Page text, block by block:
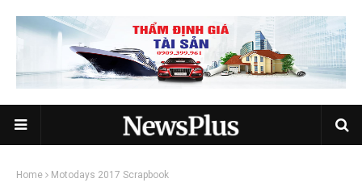
Home Motodays 2017 Scrapbook